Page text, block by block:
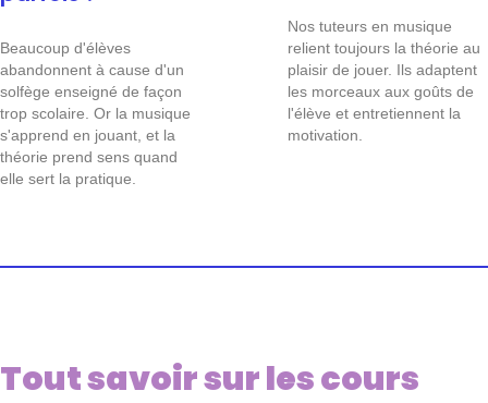
Beaucoup d'élèves
abandonnent à cause d'un
solfège enseigné de façon
trop scolaire. Or la musique
s'apprend en jouant, et la
théorie prend sens quand
elle sert la pratique.
Nos tuteurs en musique
relient toujours la théorie au
plaisir de jouer. Ils adaptent
les morceaux aux goûts de
l'élève et entretiennent la
motivation.
Tout savoir sur les cours